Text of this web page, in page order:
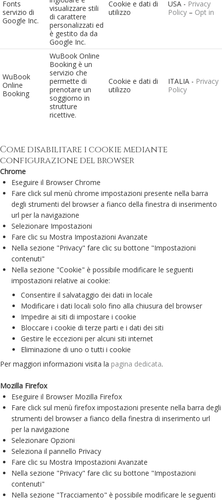
Fonts
servizio di
Google Inc.
visualizzare stili
di carattere
personalizzati ed
è gestito da da
Google Inc.
Cookie e dati di
utilizzo
USA - Privacy
Policy – Opt in
WuBook
Online
Booking
WuBook Online
Booking è un
servizio che
permette di
prenotare un
soggiorno in
strutture
ricettive.
Cookie e dati di
utilizzo
ITALIA - Privacy
Policy
Come disabilitare i cookie mediante
configurazione del browser
Chrome
Eseguire il Browser Chrome
Fare click sul menù chrome impostazioni presente nella barra
degli strumenti del browser a fianco della finestra di inserimento
url per la navigazione
Selezionare Impostazioni
Fare clic su Mostra Impostazioni Avanzate
Nella sezione "Privacy" fare clic su bottone "Impostazioni
contenuti"
Nella sezione "Cookie" è possibile modificare le seguenti
impostazioni relative ai cookie:
Consentire il salvataggio dei dati in locale
Modificare i dati locali solo fino alla chiusura del browser
Impedire ai siti di impostare i cookie
Bloccare i cookie di terze parti e i dati dei siti
Gestire le eccezioni per alcuni siti internet
Eliminazione di uno o tutti i cookie
Per maggiori informazioni visita la pagina dedicata.
Mozilla Firefox
Eseguire il Browser Mozilla Firefox
Fare click sul menù firefox impostazioni presente nella barra degli
strumenti del browser a fianco della finestra di inserimento url
per la navigazione
Selezionare Opzioni
Seleziona il pannello Privacy
Fare clic su Mostra Impostazioni Avanzate
Nella sezione "Privacy" fare clic su bottone "Impostazioni
contenuti"
Nella sezione "Tracciamento" è possibile modificare le seguenti